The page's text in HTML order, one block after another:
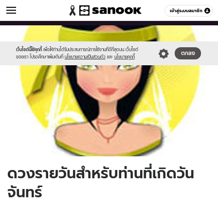
เข้าสู่ระบบสมาชิก
ดูดวง หมวดอื่นๆ
เว็บไซต์นี้ใช้คุกกี้ เพื่อให้ท่านได้รับประสบการณ์การใช้งานที่ดีที่สุดบน เว็บไซต์
ของเรา โปรดศึกษาเพิ่มเติมที่ นโยบายความเป็นส่วนตัว และ นโยบายคุกกี้
ตกลง
Sanook
//s.isanook.com/sr/0/images/logo-
new-
sanook.png
//s.isanook.com/ho/0/ud/3/17893/170-
mon.jpg
ดวงรายวันสำหรับท่านที่เกิดวัน
จันทร์